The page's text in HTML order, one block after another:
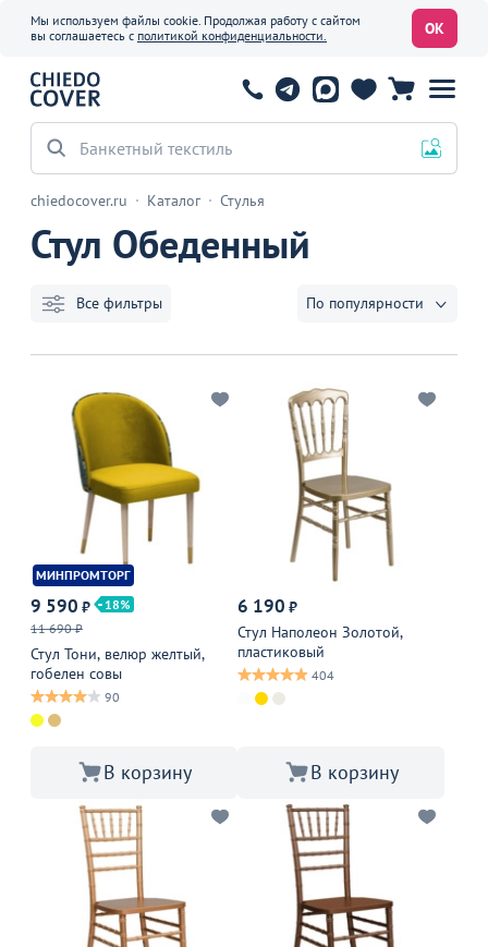
Мы используем файлы cookie. Продолжая работу с сайтом
вы соглашаетесь с политикой конфиденциальности. ОК
chiedocover.ru Каталог Стулья
Стул Обеденный
Все фильтры По популярности
МИНПРОМТОРГ
9 590 ₽
18
11 690 ₽
Стул Тони, велюр желтый,
гобелен совы
90
В корзину
6 190 ₽
Стул Наполеон Золотой,
пластиковый
404
В корзину